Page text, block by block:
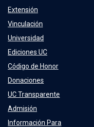
Extensión
Vinculación
Universidad
Ediciones UC
Código de Honor
Donaciones
UC Transparente
Admisión
Información Para